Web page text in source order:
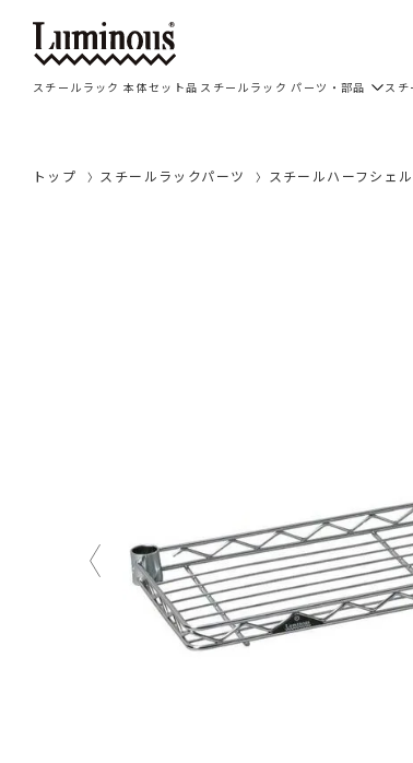
スチールラック 本体セット品 スチールラック パーツ・部品 スチ
トップ スチールラックパーツ スチールハーフシェ